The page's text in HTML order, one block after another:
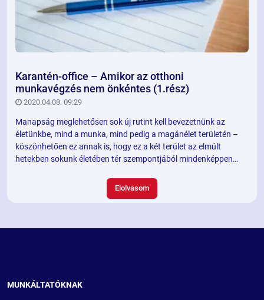
Karantén-office – Amikor az otthoni
munkavégzés nem önkéntes (1.rész)
2020.04.08. 09:29
Manapság meglehetősen sok új rutint kell bevezetnünk az
életünkbe, mind a munka, mind pedig a magánélet területén –
köszönhetően ez annak is, hogy ez a két terület az elmúlt
hetekben sokunk életében tér szempontjából mindenképpen
tartósnak látszik, ezért érdemes vizsgálnunk és kezelnünk a
Elolvasom
MUNKÁLTATÓKNAK